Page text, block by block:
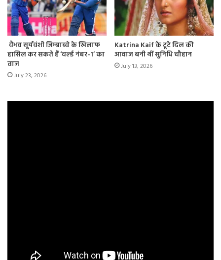
वैभव सूर्यवंशी जिम्बाब्वे के खिलाफ
हासिल कर सकते हैं ‘वर्ल्ड नंबर-1’ का
ताज
July 23, 2026
Katrina Kaif के टूटे दिल की
आवाज बनी थीं सुनिधि चौहान
July 13, 2026